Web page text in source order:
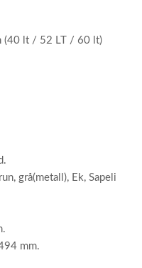
(40 lt / 52 LT / 60 lt)
grå(metall), Ek, Sapeli
mm.